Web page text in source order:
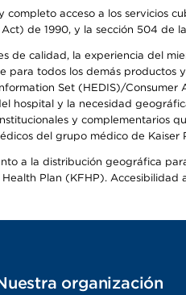
acceso a los servicios
de 1990, y la sección 504 de
de calidad, la experiencia del
para todos los demás
Set (HEDIS)/Consumer
hospital y la necesidad
y complementarios
del grupo médico de
a la distribución geográfica
Plan (KFHP).
organización